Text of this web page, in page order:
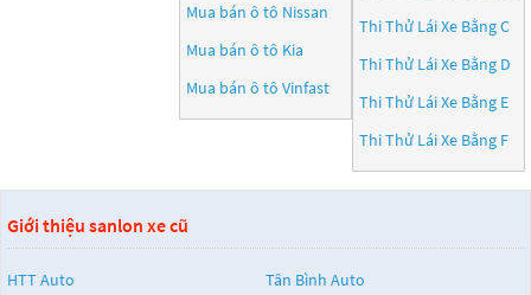
Mua bán ô tô Nissan
Mua bán ô tô Kia
Mua bán ô tô Vinfast
Thi Thử Lái Xe Bằng C
Thi Thử Lái Xe Bằng D
Thi Thử Lái Xe Bằng E
Thi Thử Lái Xe Bằng F
Giới thiệu sanlon xe cũ
HTT Auto
Tân Bình Auto